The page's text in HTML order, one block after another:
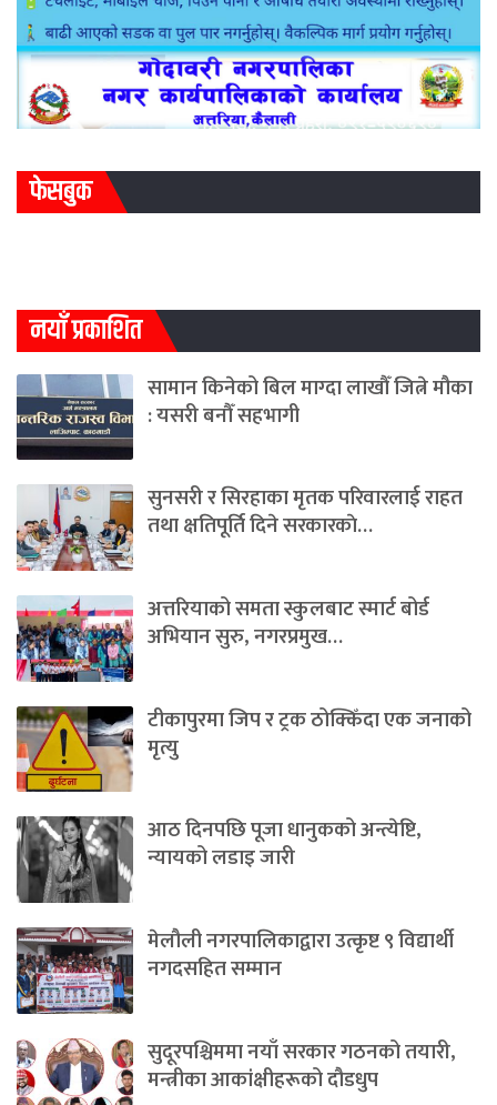
फेसबुक
नयाँ प्रकाशित
सामान किनेको बिल माग्दा लाखौँ जित्ने मौका
: यसरी बनौँ सहभागी
सुनसरी र सिरहाका मृतक परिवारलाई राहत
तथा क्षतिपूर्ति दिने सरकारकाे…
अत्तरियाको समता स्कुलबाट स्मार्ट बोर्ड
अभियान सुरु, नगरप्रमुख…
टीकापुरमा जिप र ट्रक ठोक्किँदा एक जनाको
मृत्यु
आठ दिनपछि पूजा धानुकको अन्त्येष्टि,
न्यायको लडाइ जारी
मेलौली नगरपालिकाद्वारा उत्कृष्ट ९ विद्यार्थी
नगदसहित सम्मान
सुदूरपश्चिममा नयाँ सरकार गठनको तयारी,
मन्त्रीका आकांक्षीहरूको दौडधुप